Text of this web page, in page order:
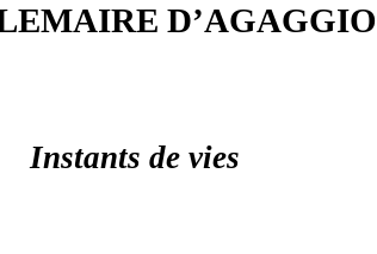
D’AGAGGIO
Instants de vies